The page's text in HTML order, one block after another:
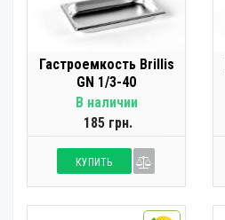
Гастроемкость Brillis
GN 1/3-40
В наличии
185 грн.
КУПИТЬ